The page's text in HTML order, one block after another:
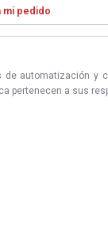
mi pedido
de
pertenecen a sus